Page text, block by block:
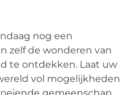
nog een
zelf de wonderen van
te ontdekken. Laat uw
vol mogelijkheden